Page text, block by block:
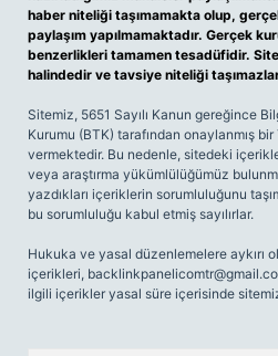
haber niteliği taşımamakta olup,
paylaşım yapılmamaktadır. Gerçek
benzerlikleri tamamen tesadüfidir.
halindedir ve tavsiye niteliği
Sitemiz, 5651 Sayılı Kanun gereğince
Kurumu (BTK) tarafından onaylanmış
vermektedir. Bu nedenle, sitedeki
veya araştırma yükümlülüğümüz
yazdıkları içeriklerin sorumluluğunu
bu sorumluluğu kabul etmiş sayılırlar.
Hukuka ve yasal düzenlemelere aykırı
içerikleri,
ilgili içerikler yasal süre içerisinde